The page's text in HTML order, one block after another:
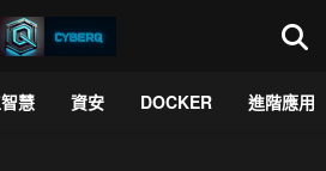
慧 資安 DOCKER 進階應用